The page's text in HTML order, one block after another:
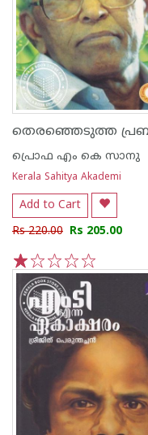
പ്രൊഫ എം കെ സാനു
Kerala Sahitya Akademi
Add to Cart
Rs 220.00 Rs 205.00
5
4
3
2
1